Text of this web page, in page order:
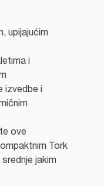
upijajućim
i
izvedbe i
ove
Tork
jakim